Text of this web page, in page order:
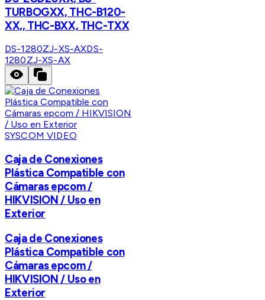
TURBOGXX, THC-B120-
XX,, THC-BXX, THC-TXX
DS-1280ZJ-XS-AXDS-
1280ZJ-XS-AX
SYSCOM VIDEO
Caja de Conexiones
Plástica Compatible con
Cámaras epcom /
HIKVISION / Uso en
Exterior
Caja de Conexiones
Plástica Compatible con
Cámaras epcom /
HIKVISION / Uso en
Exterior